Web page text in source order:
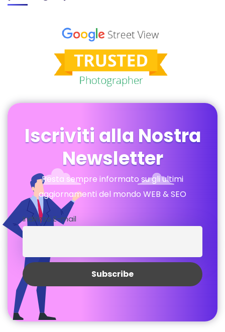
Iscriviti alla Nostra
Newsletter
Resta sempre informato su gli ultimi
aggiornamenti del mondo WEB & SEO
Indirizzo E-mail